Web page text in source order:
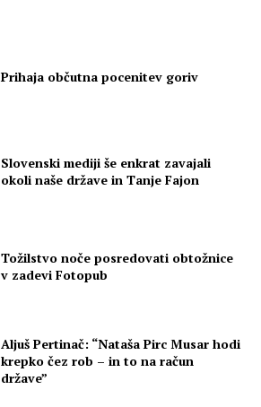
Prihaja občutna pocenitev goriv
Slovenski mediji še enkrat zavajali
okoli naše države in Tanje Fajon
Tožilstvo noče posredovati obtožnice
v zadevi Fotopub
Aljuš Pertinač: “Nataša Pirc Musar hodi
krepko čez rob – in to na račun
države”